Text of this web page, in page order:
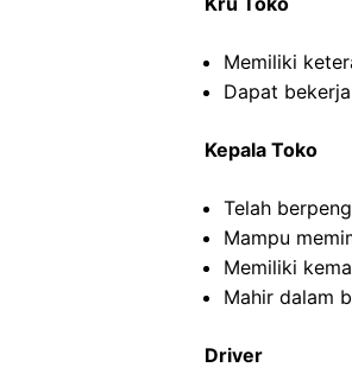
Memiliki
Dapat
Kepala Toko
Telah
Mampu
Memiliki
Mahir dalam
Driver